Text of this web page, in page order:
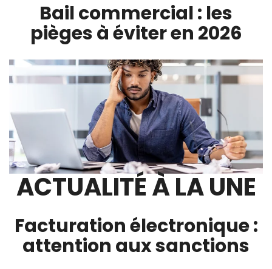
Bail commercial : les
pièges à éviter en 2026
ACTUALITÉ À LA UNE
Facturation électronique :
attention aux sanctions